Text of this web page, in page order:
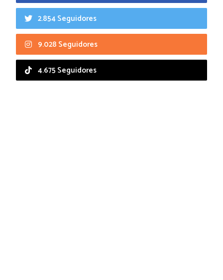
2.854 Seguidores
9.028 Seguidores
4.675 Seguidores